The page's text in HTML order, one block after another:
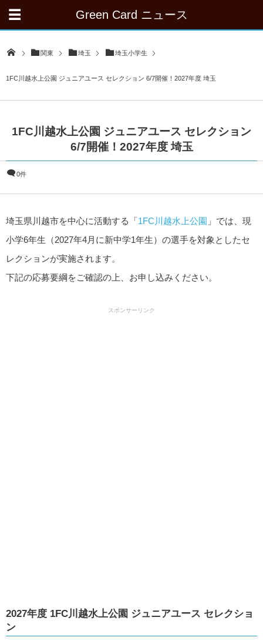
Green Card ニュース
関東 埼玉 埼玉小学生
1FC川越水上公園 ジュニアユース セレクション 6/7開催！2027年度 埼玉
1FC川越水上公園 ジュニアユース セレクション
6/7開催！2027年度 埼玉
0件
埼玉県川越市を中心に活動する「1FC川越水上公園 」では、現
小学6年生（2027年4月に新中学1年生）の選手を対象としたセ
レクションが実施されます。
下記の応募要綱をご確認の上、お申し込みください。
スポンサーリンク
2027年度 1FC川越水上公園 ジュニアユース セレクショ
ン